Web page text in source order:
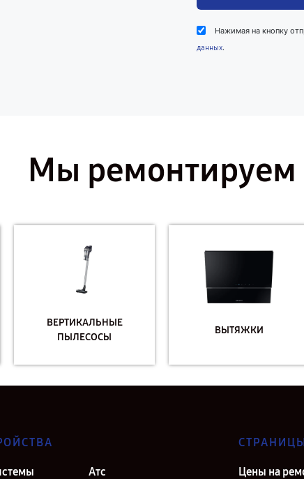
Нажимая на кнопку
данных.
Мы ремонтируем
ВЕРТИКАЛЬНЫЕ
ПЫЛЕСОСЫ
ВЫТЯЖКИ
Атс Цены на